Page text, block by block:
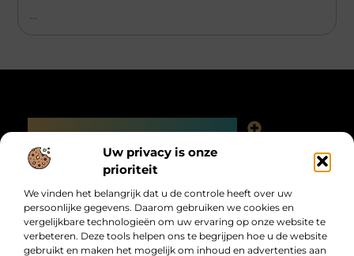
Uw privacy is onze
prioriteit
We vinden het belangrijk dat u de controle heeft over uw
persoonlijke gegevens. Daarom gebruiken we cookies en
vergelijkbare technologieën om uw ervaring op onze website te
verbeteren. Deze tools helpen ons te begrijpen hoe u de website
gebruikt en maken het mogelijk om inhoud en advertenties aan
...
Bericht categorie